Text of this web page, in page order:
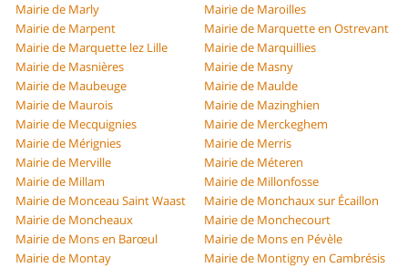
Mairie de Marly
Mairie de Maroilles
Mairie de Marpent
Mairie de Marquette en Ostrevant
Mairie de Marquette lez Lille
Mairie de Marquillies
Mairie de Masnières
Mairie de Masny
Mairie de Maubeuge
Mairie de Maulde
Mairie de Maurois
Mairie de Mazinghien
Mairie de Mecquignies
Mairie de Merckeghem
Mairie de Mérignies
Mairie de Merris
Mairie de Merville
Mairie de Méteren
Mairie de Millam
Mairie de Millonfosse
Mairie de Monceau Saint Waast
Mairie de Monchaux sur Écaillon
Mairie de Moncheaux
Mairie de Monchecourt
Mairie de Mons en Barœul
Mairie de Mons en Pévèle
Mairie de Montay
Mairie de Montigny en Cambrésis